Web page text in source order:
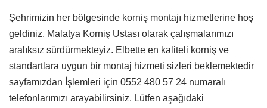
Şehrimizin her bölgesinde korniş montajı hizmetlerine hoş
geldiniz. Malatya Korniş Ustası olarak çalışmalarımızı
aralıksız sürdürmekteyiz. Elbette en kaliteli korniş ve
standartlara uygun bir montaj hizmeti sizleri beklemektedir
sayfamızdan İşlemleri için 0552 480 57 24 numaralı
telefonlarımızı arayabilirsiniz. Lütfen aşağıdaki